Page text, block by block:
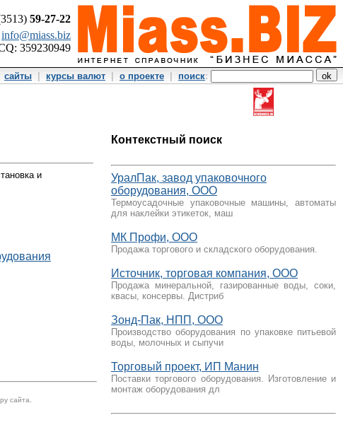
59-27-22
info@miass.biz
359230949
сайты курсы валют о проекте поиск:
и
сайта.
Контекстный поиск
УралПак, завод упаковочного
оборудования, ООО
Термоусадочные упаковочные машины, автоматы
для наклейки этикеток, маш
МК Профи, ООО
Продажа торгового и складского оборудования.
Источник, торговая компания, ООО
Продажа минеральной, газированные воды, соки,
квасы, консервы. Дистриб
Зонд-Пак, НПП, ООО
Производство оборудования по упаковке питьевой
воды, молочных и сыпучи
Торговый проект, ИП Манин
Поставки торгового оборудования. Изготовление и
монтаж оборудования дл